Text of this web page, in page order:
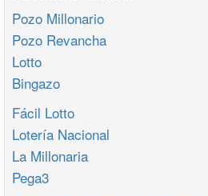
Pozo Millonario
Pozo Revancha
Lotto
Bingazo
Fácil Lotto
Lotería Nacional
La Millonaria
Pega3